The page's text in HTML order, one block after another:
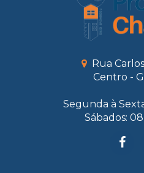
Rua
Centro -
Segunda à
Sábados: